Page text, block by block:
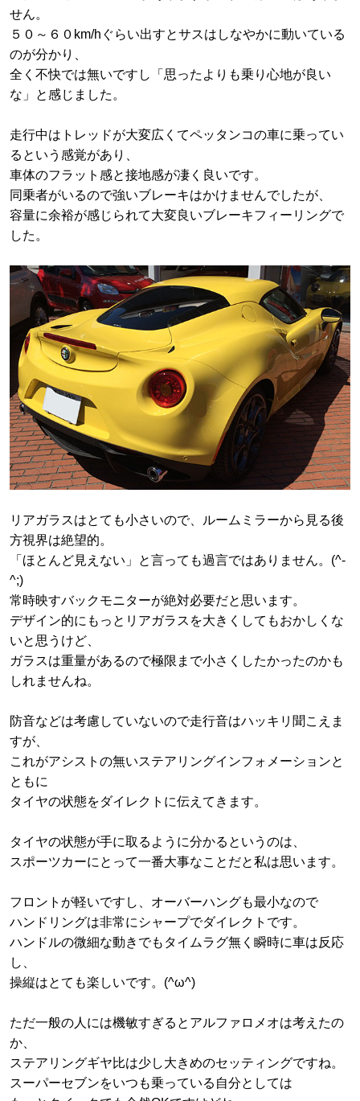
せん。
５０～６０km/hぐらい出すとサスはしなやかに動いている
のが分かり、
全く不快では無いですし「思ったよりも乗り心地が良い
な」と感じました。
走行中はトレッドが大変広くてペッタンコの車に乗ってい
るという感覚があり、
車体のフラット感と接地感が凄く良いです。
同乗者がいるので強いブレーキはかけませんでしたが、
容量に余裕が感じられて大変良いブレーキフィーリングで
した。
リアガラスはとても小さいので、ルームミラーから見る後
方視界は絶望的。
「ほとんど見えない」と言っても過言ではありません。(^-
^;)
常時映すバックモニターが絶対必要だと思います。
デザイン的にもっとリアガラスを大きくしてもおかしくな
いと思うけど、
ガラスは重量があるので極限まで小さくしたかったのかも
しれませんね。
防音などは考慮していないので走行音はハッキリ聞こえま
すが、
これがアシストの無いステアリングインフォメーションと
ともに
タイヤの状態をダイレクトに伝えてきます。
タイヤの状態が手に取るように分かるというのは、
スポーツカーにとって一番大事なことだと私は思います。
フロントが軽いですし、オーバーハングも最小なので
ハンドリングは非常にシャープでダイレクトです。
ハンドルの微細な動きでもタイムラグ無く瞬時に車は反応
し、
操縦はとても楽しいです。(^ω^)
ただ一般の人には機敏すぎるとアルファロメオは考えたの
か、
ステアリングギヤ比は少し大きめのセッティングですね。
スーパーセブンをいつも乗っている自分としては